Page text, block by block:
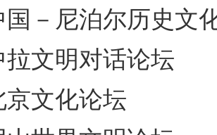
国－尼泊尔历史文
拉文明对话论坛
京文化论坛